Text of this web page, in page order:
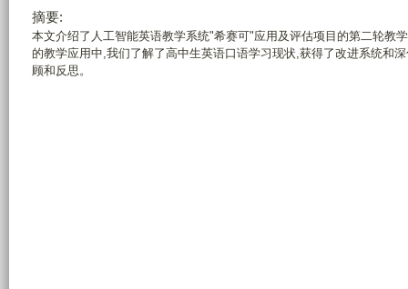
摘要:
本文介绍了人工智能英语教学系统"希赛可"应用及评估项目的第二轮教
的教学应用中,我们了解了高中生英语口语学习现状,获得了改进系统和
顾和反思。